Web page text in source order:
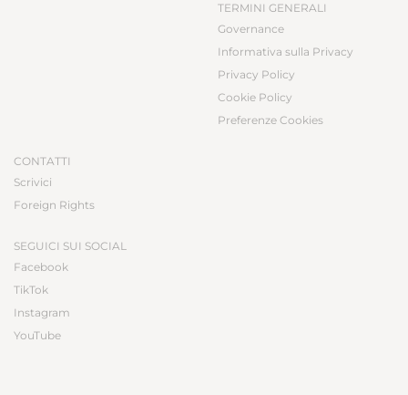
TERMINI GENERALI
Governance
Informativa sulla Privacy
Privacy Policy
Cookie Policy
Preferenze Cookies
CONTATTI
Scrivici
Foreign Rights
SEGUICI SUI SOCIAL
Facebook
TikTok
Instagram
YouTube